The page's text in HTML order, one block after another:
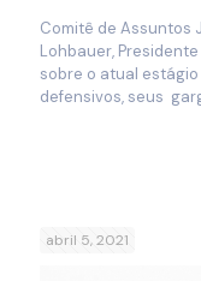
Comitê de Assuntos
Lohbauer,
sobre o atual
defensivos, seus
abril 5, 2021